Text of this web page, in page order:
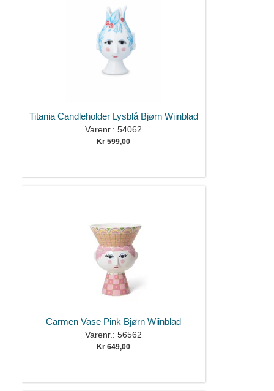
Titania Candleholder Lysblå Bjørn Wiinblad
Varenr.: 54062
Kr 599,00
Carmen Vase Pink Bjørn Wiinblad
Varenr.: 56562
Kr 649,00